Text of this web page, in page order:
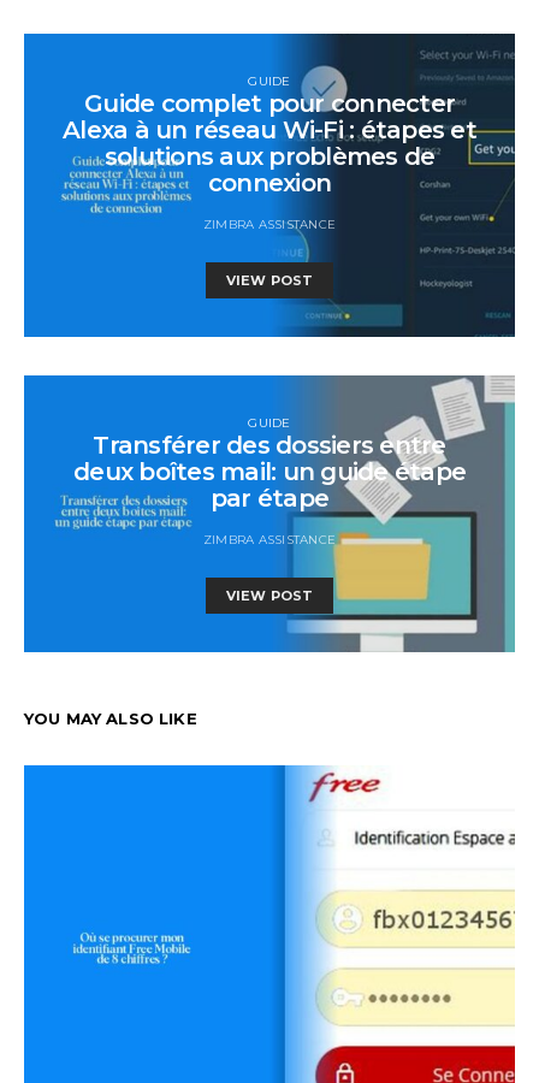
GUIDE
Guide complet pour connecter
Alexa à un réseau Wi-Fi : étapes et
solutions aux problèmes de
connexion
ZIMBRA ASSISTANCE
VIEW POST
GUIDE
Transférer des dossiers entre
deux boîtes mail: un guide étape
par étape
ZIMBRA ASSISTANCE
VIEW POST
YOU MAY ALSO LIKE